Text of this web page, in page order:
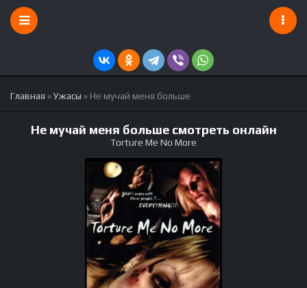
Главная »Ужасы » Не мучай меня больше
Не мучай меня больше смотреть онлайн
Torture Me No More